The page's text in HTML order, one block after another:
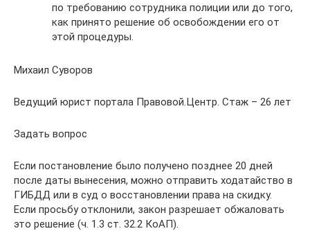
по требованию сотрудника полиции или до того,
как принято решение об освобождении его от
этой процедуры.
Михаил Суворов
Ведущий юрист портала Правовой.Центр. Стаж – 26 лет
Задать вопрос
Если постановление было получено позднее 20 дней
после даты вынесения, можно отправить ходатайство в
ГИБДД или в суд о восстановлении права на скидку.
Если просьбу отклонили, закон разрешает обжаловать
это решение (ч. 1.3 ст. 32.2 КоАП).